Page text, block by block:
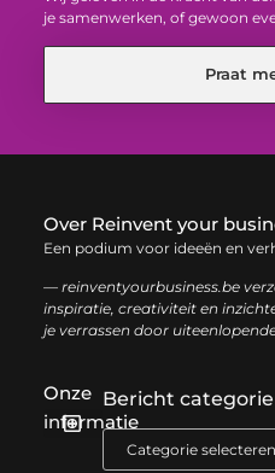
je samenwerken, of gewoon
Praat
Over Reinvent your
Een podium voor ideeën en
— reinventyourbusiness.be
inspiratie, creativiteit en
je verrassen door
Onze
informatie
Bericht categorie